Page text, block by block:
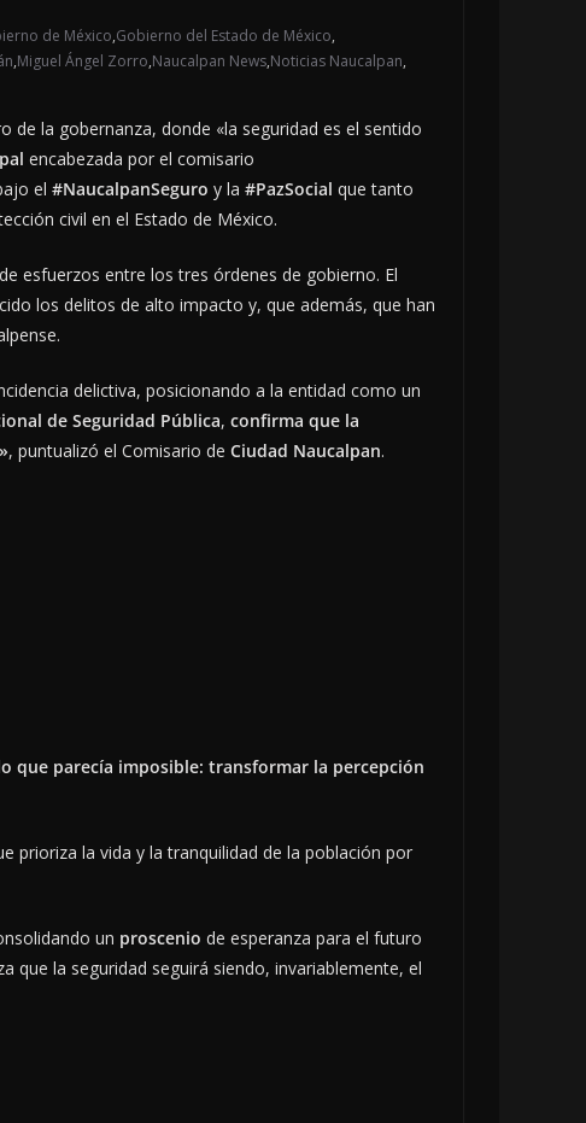
de México,Gobierno del Estado de México,
,Miguel Ángel Zorro,Naucalpan News,Noticias Naucalpan,
de la gobernanza, donde «la seguridad es el sentido
encabezada por el comisario
el #NaucalpanSeguro y la #PazSocial que tanto
civil en el Estado de México.
de esfuerzos entre los tres órdenes de gobierno. El
los delitos de alto impacto y, que además, que han
delictiva, posicionando a la entidad como un
de Seguridad Pública, confirma que la
, puntualizó el Comisario de Ciudad Naucalpan.
que parecía imposible: transformar la percepción
prioriza la vida y la tranquilidad de la población por
un proscenio de esperanza para el futuro
que la seguridad seguirá siendo, invariablemente, el